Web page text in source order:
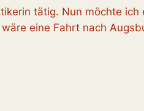
tätig. Nun möchte
eine Fahrt nach